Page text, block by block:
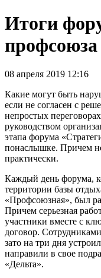
Итоги
08 апреля 2019 12:16
Какие могут быть
если не согласен с
непростых
руководством
этапа форума
понаслышке. Причем
практически.
Каждый день форума,
территории базы
«Профсоюзная», был
Причем серьезная
участники вместе с
договор.
зато на три дня
направили в свое
«Дельта».